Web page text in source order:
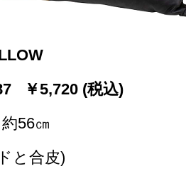
￥5,720 (税込)
56㎝
と合皮)